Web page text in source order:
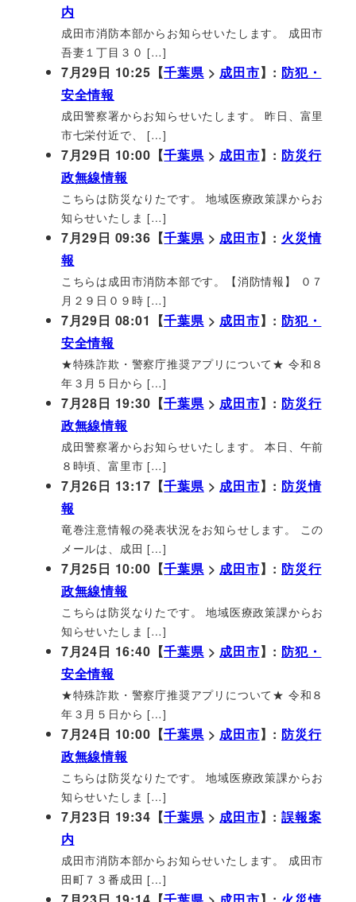
内
成田市消防本部からお知らせいたします。 成田市
吾妻１丁目３０ […]
7月29日 10:25【千葉県>成田市】: 防犯・
安全情報
成田警察署からお知らせいたします。 昨日、富里
市七栄付近で、 […]
7月29日 10:00【千葉県>成田市】: 防災行
政無線情報
こちらは防災なりたです。 地域医療政策課からお
知らせいたしま […]
7月29日 09:36【千葉県>成田市】: 火災情
報
こちらは成田市消防本部です。【消防情報】 ０７
月２９日０９時 […]
7月29日 08:01【千葉県>成田市】: 防犯・
安全情報
★特殊詐欺・警察庁推奨アプリについて★ 令和８
年３月５日から […]
7月28日 19:30【千葉県>成田市】: 防災行
政無線情報
成田警察署からお知らせいたします。 本日、午前
８時頃、富里市 […]
7月26日 13:17【千葉県>成田市】: 防災情
報
竜巻注意情報の発表状況をお知らせします。 この
メールは、成田 […]
7月25日 10:00【千葉県>成田市】: 防災行
政無線情報
こちらは防災なりたです。 地域医療政策課からお
知らせいたしま […]
7月24日 16:40【千葉県>成田市】: 防犯・
安全情報
★特殊詐欺・警察庁推奨アプリについて★ 令和８
年３月５日から […]
7月24日 10:00【千葉県>成田市】: 防災行
政無線情報
こちらは防災なりたです。 地域医療政策課からお
知らせいたしま […]
7月23日 19:34【千葉県>成田市】:誤報案
内
成田市消防本部からお知らせいたします。 成田市
田町７３番成田 […]